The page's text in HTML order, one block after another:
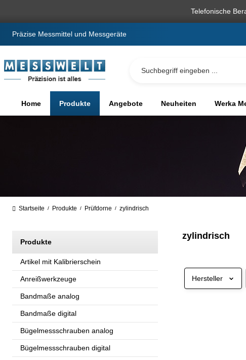
Telefonische
Präzise Messmittel und Messgeräte
Home Produkte Angebote Neuheiten Werka
Startseite / Produkte / Prüfdorne / zylindrisch
Produkte
Artikel mit Kalibrierschein
Anreißwerkzeuge
Bandmaße analog
Bandmaße digital
Bügelmessschrauben analog
Bügelmessschrauben digital
zylindrisch
Hersteller